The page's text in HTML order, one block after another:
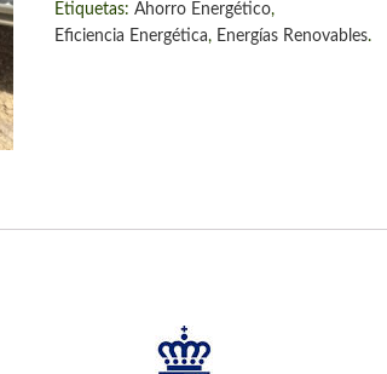
Etiquetas: Ahorro Energético,
Eficiencia Energética, Energías Renovables.